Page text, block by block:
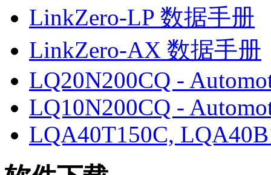
LinkZero-LP 数据手册
LinkZero-AX 数据手册
LQ20N200CQ -
LQ10N200CQ -
LQA40T150C,